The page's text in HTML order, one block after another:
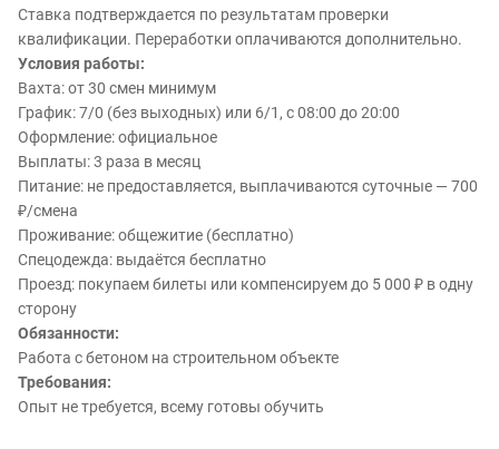
Ставка подтверждается по результатам проверки
квалификации. Переработки оплачиваются дополнительно.
Условия работы:
Вахта: от 30 смен минимум
График: 7/0 (без выходных) или 6/1, с 08:00 до 20:00
Оформление: официальное
Выплаты: 3 раза в месяц
Питание: не предоставляется, выплачиваются суточные — 700
₽/смена
Проживание: общежитие (бесплатно)
Спецодежда: выдаётся бесплатно
Проезд: покупаем билеты или компенсируем до 5 000 ₽ в одну
сторону
Обязанности:
Работа с бетоном на строительном объекте
Требования:
Опыт не требуется, всему готовы обучить